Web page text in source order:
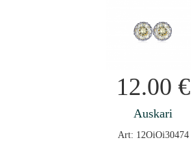
12.00 €
Auskari
Art: 12OiOi30474